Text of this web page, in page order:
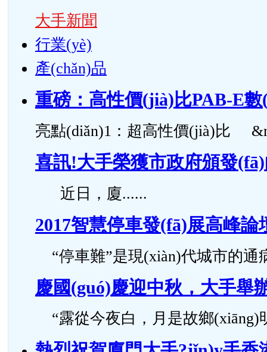
大手新聞
行業(yè)
產(chǎn)品
重磅：高性價(jià)比PAB-E
亮點(diǎn)1：超高性價(jià)比
喜訊!大手榮獲市政府頒發
近日，廈......
2017智慧停車發(fā)展高峰
“停車難”是現(xiàn)代城市的通
慶國(guó)慶迎中秋，大手舉
“露從今夜白，月是故鄉(xiāng)